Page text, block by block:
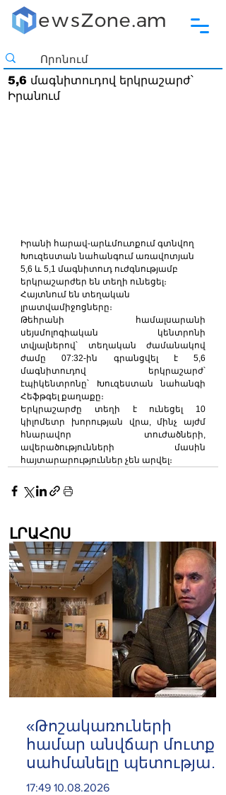
5,6 մագնիտուդով երկրաշարժ՝
Իրանում
Իրանի հարավ-արևմուտքում գտնվող
Խուզեստան նահանգում առավոտյան
5,6 և 5,1 մագնիտուդ ուժգնությամբ
երկրաշարժեր են տեղի ունեցել։
Հայտնում են տեղական
լրատվամիջոցները։
Թեհրանի համալսարանի
սեյսմոլոգիական կենտրոնի
տվյալներով՝ տեղական ժամանակով
ժամը 07:32-ին գրանցվել է 5,6
մագնիտուդով երկրաշարժ՝
էպիկենտրոնը՝ Խուզեստան նահանգի
Հեֆթգել քաղաքը։
Երկրաշարժը տեղի է ունեցել 10
կիլոմետր խորության վրա, մինչ այժմ
հնարավոր տուժածների,
ավերածությունների մասին
հայտարարություններ չեն արվել։
ԼՐԱՀՈՍ
«Թոշակառուների
համար անվճար մուտք
սահմանելը պետության
վրա զրո դրամի
17:49 10.08.2026